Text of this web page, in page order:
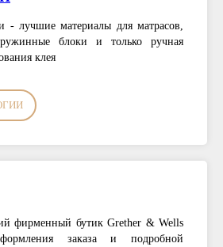
- лучшие материалы для матрасов,
блоки и только ручная
клея
фирменный бутик Grether & Wells
заказа и подробной